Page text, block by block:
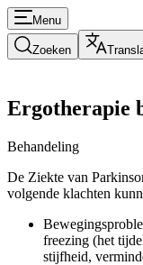
Menu
Zoeken
Ergotherapie
Behandeling
De Ziekte van
volgende klachten
freezing (het
stijfheid,